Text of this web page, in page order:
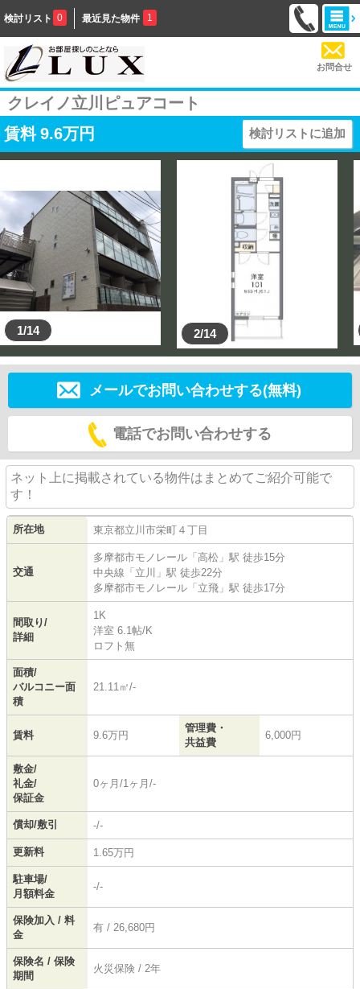
検討リスト 0 最近見た物件 1
お問合せ
クレイノ立川ピュアコート
賃料 9.6万円 検討リストに追加
1/14 2/14
メールでお問い合わせする(無料)
電話でお問い合わせする
ネット上に掲載されている物件はまとめてご紹介可能で
す！
所在地 東京都立川市栄町 ４丁目
交通
多摩都市モノレール 「高松 」駅 徒歩15分
中央線 「立川 」駅 徒歩22分
多摩都市モノレール 「立飛 」駅 徒歩17分
間取り/
詳細
1K
洋室 6.1帖/K
ロフト無
面積/
バルコニー面
積
21.11㎡/-
賃料 9.6万円
管理費・
共益費
6,000円
敷金/
礼金/
保証金
0ヶ月/1ヶ月/-
償却/敷引 -/-
更新料 1.65万円
駐車場/
月額料金
-/-
保険加入 / 料
金
有 / 26,680円
保険名 / 保険
期間
火災保険 / 2年